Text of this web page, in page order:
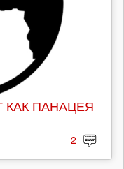
ПАНАЦЕЯ
2